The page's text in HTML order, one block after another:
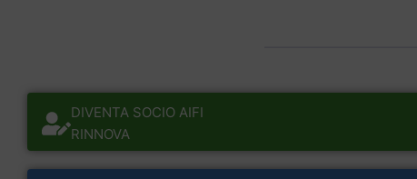
DIVENTA SOCIO AIFI
RINNOVA